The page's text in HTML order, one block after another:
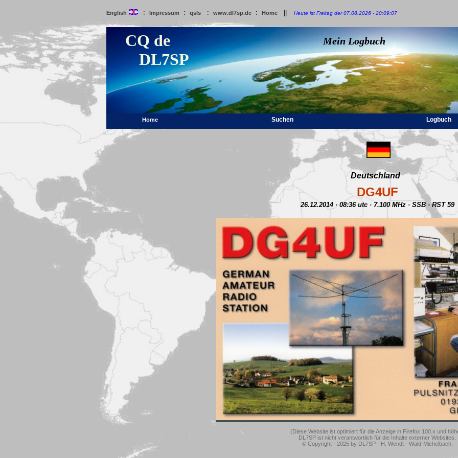
English : Impressum : qsls : www.dl7sp.de : Home Heute ist Freitag der 07.08.2026 - 20:09:07
CQ de
DL7SP
Mein Logbuch
Home Suchen Logbuch
Deutschland
DG4UF
26.12.2014 · 08:36 utc · 7.100 MHz · SSB · RST 59
(Diese Website ist optimiert für die Anzeige in Firefox 100.x und
DL7SP ist nicht verantwortlich für die Inhalte externer Websites.
© Copyright - 2025 by DL7SP - H. Wendt - Wald-Michelbach.